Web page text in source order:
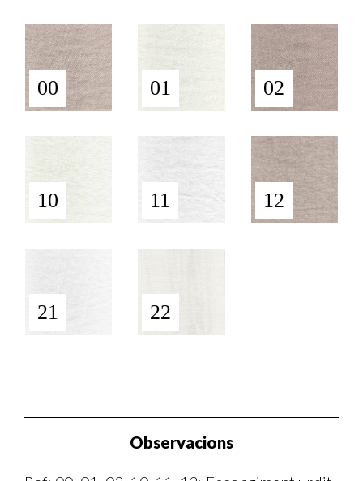
00 01 02
10 11 12
21 22
Observacions